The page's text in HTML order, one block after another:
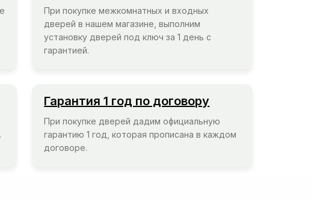
При покупке межкомнатных и входных
дверей в нашем магазине, выполним
установку дверей под ключ за 1 день с
гарантией.
Гарантия 1 год по договору
При покупке дверей дадим официальную
гарантию 1 год, которая прописана в каждом
договоре.